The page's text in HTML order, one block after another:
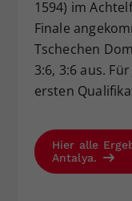
1594) im
Finale
Tschechen
3:6, 3:6 aus.
ersten
Hier alle
Antalya.